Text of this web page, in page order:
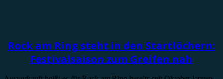
Rock am Ring steht in den Startlöchern:
Festivalsaison zum Greifen nah